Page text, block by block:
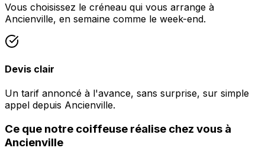
Vous choisissez le créneau qui vous arrange à
Ancienville, en semaine comme le week-end.
Devis clair
Un tarif annoncé à l'avance, sans surprise, sur simple
appel depuis Ancienville.
Ce que notre coiffeuse réalise chez vous à
Ancienville